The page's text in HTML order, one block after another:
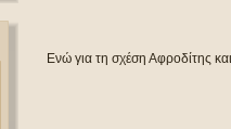
Ενώ για τη σχέση Αφροδίτης